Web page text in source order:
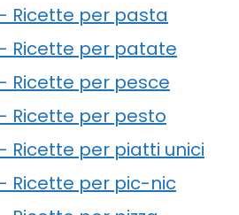
Ricette per pasta
Ricette per patate
Ricette per pesce
Ricette per pesto
Ricette per piatti unici
Ricette per pic-nic